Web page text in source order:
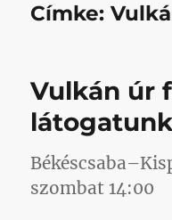
Címke:
Vulkán úr
szombat 14:00